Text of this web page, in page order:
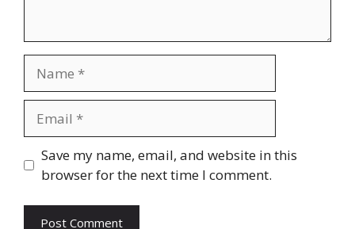
Website
Save my name, email, and website in this
browser for the next time I comment.